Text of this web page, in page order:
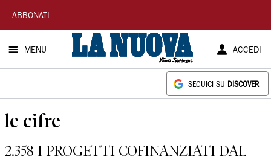
La
Nuova
Sardegna
ABBONATI
MENU ACCEDI
SEGUICI SU DISCOVER
le cifre
2.358 I PROGETTI COFINANZIATI DAL